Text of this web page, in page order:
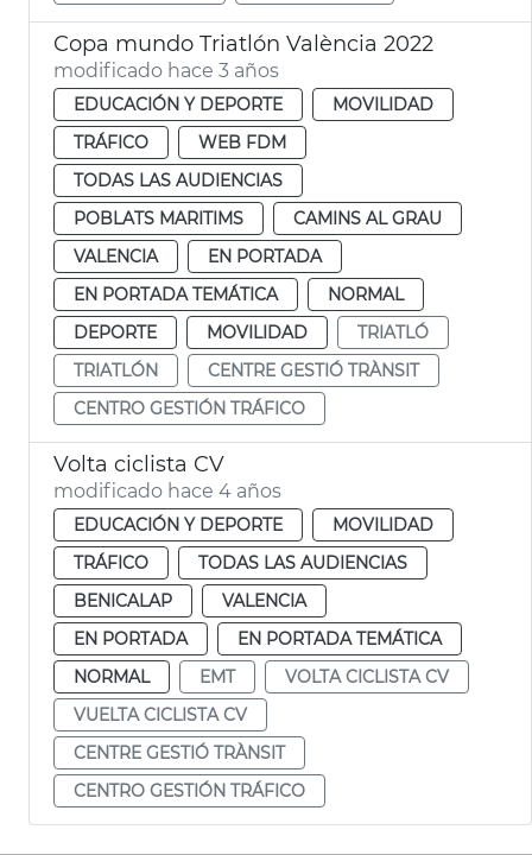
Copa mundo Triatlón València 2022
modificado hace 3 años
EDUCACIÓN Y DEPORTE
MOVILIDAD
TRÁFICO
WEB FDM
TODAS LAS AUDIENCIAS
POBLATS MARITIMS
CAMINS AL GRAU
VALENCIA
EN PORTADA
EN PORTADA TEMÁTICA
NORMAL
DEPORTE
MOVILIDAD
TRIATLÓ
TRIATLÓN
CENTRE GESTIÓ TRÀNSIT
CENTRO GESTIÓN TRÁFICO
Volta ciclista CV
modificado hace 4 años
EDUCACIÓN Y DEPORTE
MOVILIDAD
TRÁFICO
TODAS LAS AUDIENCIAS
BENICALAP
VALENCIA
EN PORTADA
EN PORTADA TEMÁTICA
NORMAL
EMT
VOLTA CICLISTA CV
VUELTA CICLISTA CV
CENTRE GESTIÓ TRÀNSIT
CENTRO GESTIÓN TRÁFICO